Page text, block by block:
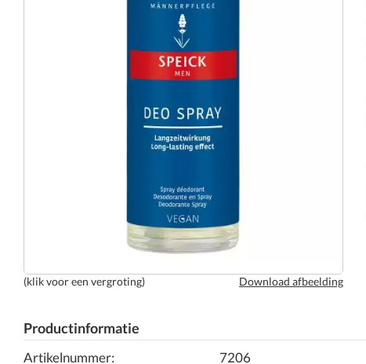
(klik voor een vergroting) Download afbeelding
Productinformatie
Artikelnummer:
7206